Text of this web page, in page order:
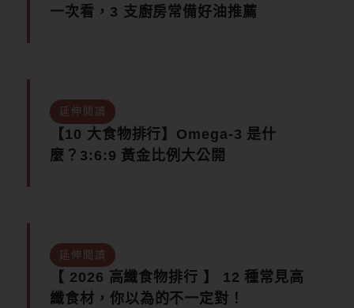
一次看，3 支廚房常備好油推薦
延伸閱讀
【10 大食物排行】Omega-3 是什
麼？3:6:9 黃金比例大公開
延伸閱讀
【 2026 高纖食物排行 】 12 種常見高
纖食材，你以為的不一定對！